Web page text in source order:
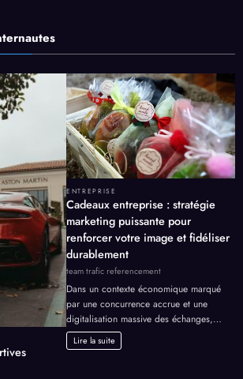
ENTREPRISE
Cadeaux entreprise : stratégie
marketing puissante pour
renforcer votre image et fidéliser
durablement
team trafic referencement
Dans un contexte économique marqué
par une concurrence accrue et une
digitalisation massive des échanges,…
Lire la suite